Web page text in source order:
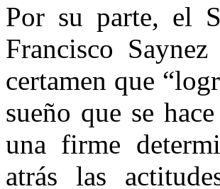
Por su parte, el
Francisco
certamen que
sueño que se
una firme
atrás las